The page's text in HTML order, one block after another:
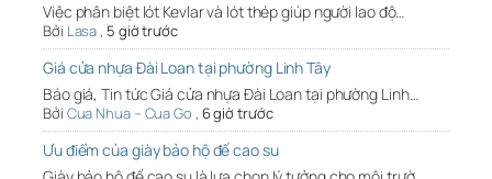
Việc phân biệt lót Kevlar và lót thép giúp người lao độ…
Bởi Lasa, 5 giờ trước
Giá cửa nhựa Đài Loan tại phường Linh Tây
Báo giá, Tin tức Giá cửa nhựa Đài Loan tại phường Linh…
Bởi Cua Nhua – Cua Go , 6 giờ trước
Ưu điểm của giày bảo hộ đế cao su